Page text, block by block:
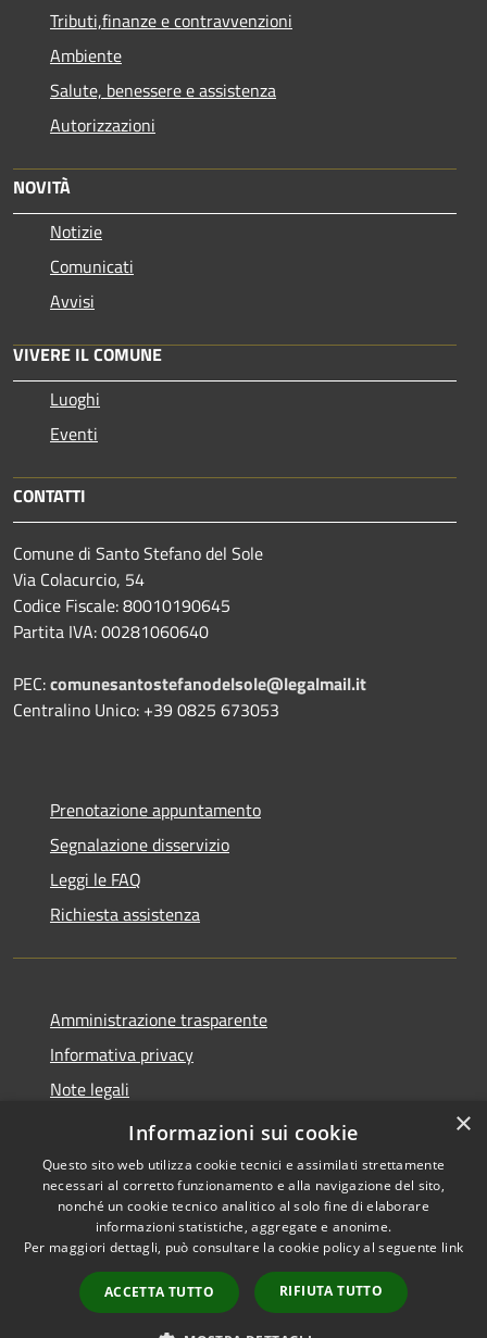
Tributi,finanze e contravvenzioni
Ambiente
Salute, benessere e assistenza
Autorizzazioni
NOVITÀ
Notizie
Comunicati
Avvisi
VIVERE IL COMUNE
Luoghi
Eventi
CONTATTI
Comune di Santo Stefano del Sole
Via Colacurcio, 54
Codice Fiscale: 80010190645
Partita IVA: 00281060640
PEC:comunesantostefanodelsole@legalmail.it
Centralino Unico: +39 0825 673053
Prenotazione appuntamento
Segnalazione disservizio
Leggi le FAQ
Richiesta assistenza
Amministrazione trasparente
Informativa privacy
Note legali
Dichiarazione di accessibilità
Accessibilità
Copyright © 2026 • Comune di
Santo Stefano del Sole •
Powered byMunicipium
Accesso redazione
×
Informazioni sui cookie
Questo sito web utilizza cookie tecnici e assimilati strettamente
necessari al corretto funzionamento e alla navigazione del sito,
nonché un cookie tecnico analitico al solo fine di elaborare
informazioni statistiche, aggregate e anonime.
Per maggiori dettagli, può consultare la cookie policy al seguente link
ACCETTA TUTTO RIFIUTA TUTTO